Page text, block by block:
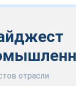
отрасли